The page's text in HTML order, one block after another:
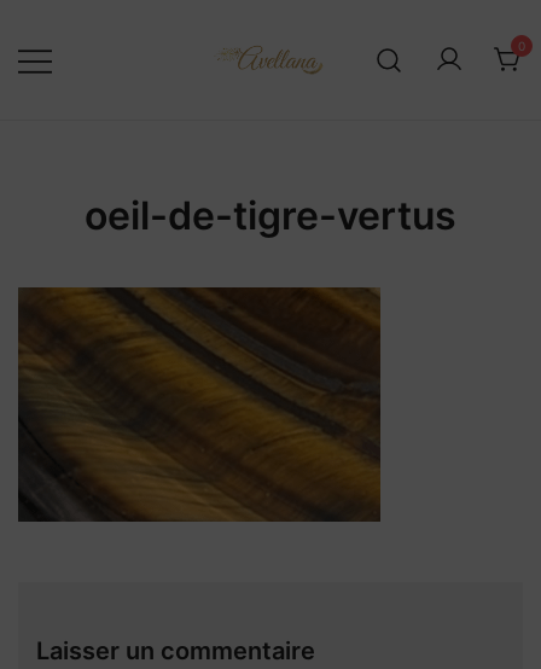
content
0
oeil-de-tigre-vertus
Laisser un commentaire